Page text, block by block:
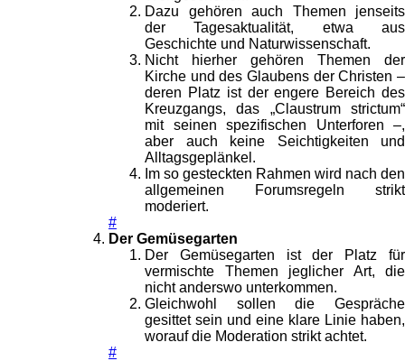
Dazu gehören auch Themen jenseits
der Tagesaktualität, etwa aus
Geschichte und Naturwissenschaft.
Nicht hierher gehören Themen der
Kirche und des Glaubens der Christen –
deren Platz ist der engere Bereich des
Kreuzgangs, das „Claustrum strictum“
mit seinen spezifischen Unterforen –,
aber auch keine Seichtigkeiten und
Alltagsgeplänkel.
Im so gesteckten Rahmen wird nach den
allgemeinen Forumsregeln strikt
moderiert.
#
Der Gemüsegarten
Der Gemüsegarten ist der Platz für
vermischte Themen jeglicher Art, die
nicht anderswo unterkommen.
Gleichwohl sollen die Gespräche
gesittet sein und eine klare Linie haben,
worauf die Moderation strikt achtet.
#